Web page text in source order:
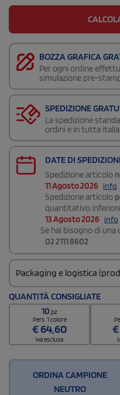
BOZZA GRAFICA
Per ogni ordine
simulazione pre-
SPEDIZIONE
La spedizione
ordini e in tutta
DATE DI
Spedizione articolo
11 Agosto 2026 info
Spedizione articolo
quantitativo
13 Agosto 2026 info
Se hai bisogno di una
02 2111 8602
Packaging e logistica
Codice doganale
9506 3990
Quantità per scatola
QUANTITÀ CONSIGLIATE
10pz
Pers. 1 colore
€64,60
iva esclusa
€
ORDINA CAMPIONE
NEUTRO